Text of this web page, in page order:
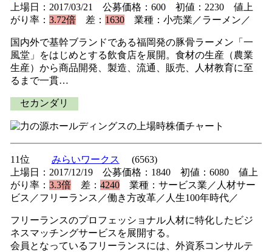
上場日：2017/03/21 公募価格：600 初値：2230 値上
がり率： 3.72倍差： 1630業種：小売業／ラーメン／
国内外で基幹ブランドである福岡発の豚骨ラーメン「一
風堂」をはじめとする飲食店を展開。食材の生産（農業
生産）から商品開発、製造、流通、販売、人材教育に至
るまで一貫…
セカンダリ
11位 みらいワークス
(6563)
上場日：2017/12/19 公募価格：1840 初値：6080 値上
がり率： 3.3倍差： 4240業種：サービス業／人材サー
ビス／フリーランス／働き方改革／人生100年時代／
フリーランスのプロフェッショナル人材に特化したビジ
ネスマッチングサービスを展開する。
会員となっているフリーランスには、外資系コンサルテ